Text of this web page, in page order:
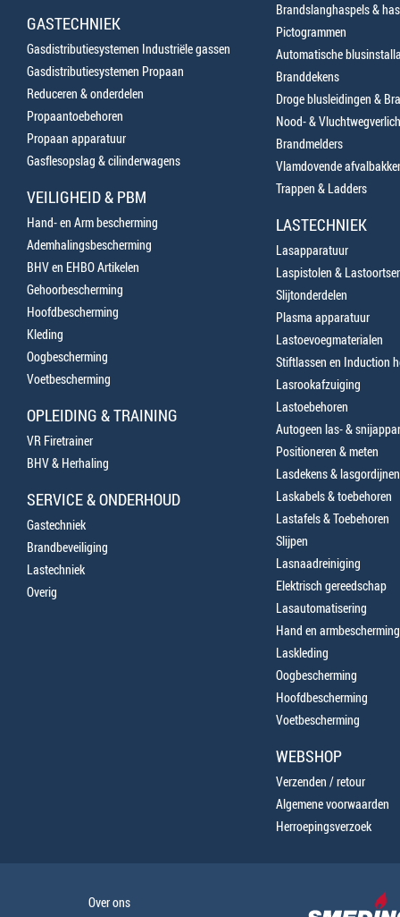
GASTECHNIEK
Gasdistributiesystemen Industriële gassen
Gasdistributiesystemen Propaan
Reduceren & onderdelen
Propaantoebehoren
Propaan apparatuur
Gasflesopslag & cilinderwagens
VEILIGHEID & PBM
Hand- en Arm bescherming
Ademhalingsbescherming
BHV en EHBO Artikelen
Gehoorbescherming
Hoofdbescherming
Kleding
Oogbescherming
Voetbescherming
OPLEIDING & TRAINING
VR Firetrainer
BHV & Herhaling
SERVICE & ONDERHOUD
Gastechniek
Brandbeveiliging
Lastechniek
Overig
Brandslanghaspels &
Pictogrammen
Automatische
Branddekens
Droge blusleidingen &
Nood- &
Brandmelders
Vlamdovende
Trappen & Ladders
LASTECHNIEK
Lasapparatuur
Laspistolen &
Slijtonderdelen
Plasma apparatuur
Lastoevoegmaterialen
Stiftlassen en Induction
Lasrookafzuiging
Lastoebehoren
Autogeen las- &
Positioneren & meten
Lasdekens & lasgordijnen
Laskabels & toebehoren
Lastafels & Toebehoren
Slijpen
Lasnaadreiniging
Elektrisch gereedschap
Lasautomatisering
Hand en armbescherming
Laskleding
Oogbescherming
Hoofdbescherming
Voetbescherming
WEBSHOP
Verzenden / retour
Algemene voorwaarden
Herroepingsverzoek
Over ons